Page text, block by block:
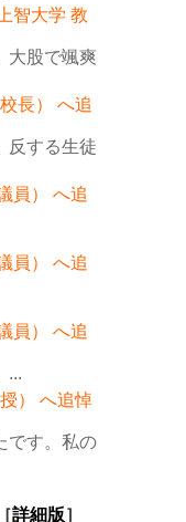
智大学 教
大股で颯爽
長） へ追
反する生徒
員） へ追
員） へ追
員） へ追
...
） へ追悼
です。私の
詳細版］